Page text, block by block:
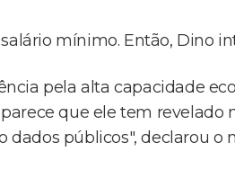
mínimo. Então, Dino
pela alta capacidade
que ele tem revelado
públicos", declarou o